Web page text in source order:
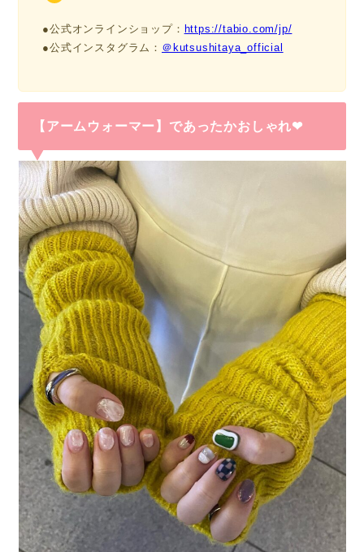
●公式オンラインショップ： https://tabio.com/jp/
●公式インスタグラム： ＠kutsushitaya_official
【アームウォーマー】であったかおしゃれ❤︎